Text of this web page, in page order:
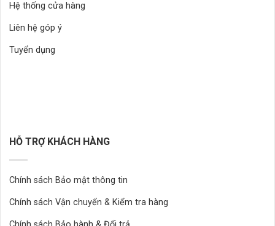
Hệ thống cửa hàng
Liên hệ góp ý
Tuyển dụng
HỖ TRỢ KHÁCH HÀNG
Chính sách Bảo mật thông tin
Chính sách Vận chuyển & Kiểm tra hàng